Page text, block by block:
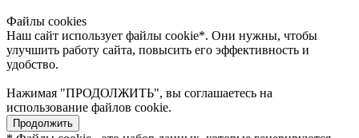
Файлы cookies
Наш сайт использует файлы cookie*. Они нужны, чтобы
улучшить работу сайта, повысить его эффективность и
удобство.
Нажимая "ПРОДОЛЖИТЬ", вы соглашаетесь на
использование файлов cookie.
Продолжить